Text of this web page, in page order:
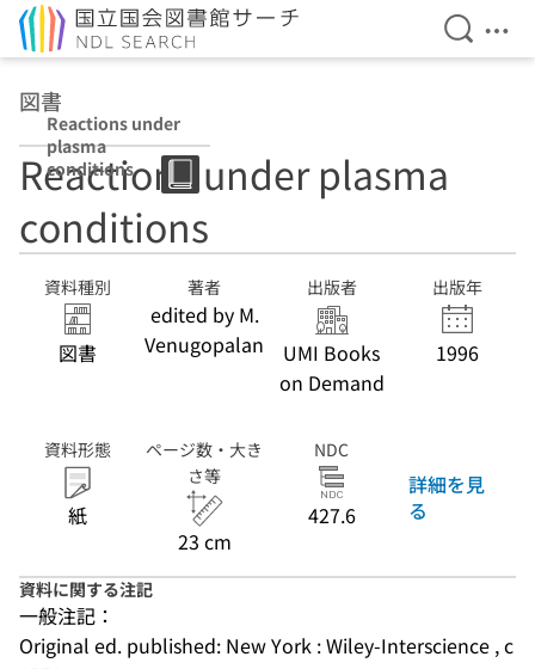
検索を
メ
図書
Reactions under
plasma
conditions
Reactions under plasma
conditions
資料種別
図書
著者
edited by M.
Venugopalan
出版者
UMI Books
on Demand
出版年
1996
資料形態
紙
ページ数・大き
さ等
23 cm
NDC
427.6
詳細を見
る
資料に関する注記
一般注記：
Original ed. published: New York : Wiley-Interscience , c